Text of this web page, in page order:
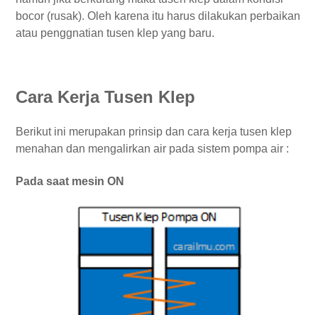
bocor (rusak). Oleh karena itu harus dilakukan perbaikan
atau penggnatian tusen klep yang baru.
Cara Kerja Tusen Klep
Berikut ini merupakan prinsip dan cara kerja tusen klep
menahan dan mengalirkan air pada sistem pompa air :
Pada saat mesin ON